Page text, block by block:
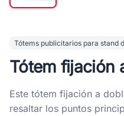
Tótems publicitarios para stand
Tótem fijación
Este tótem fijación a
resaltar los puntos